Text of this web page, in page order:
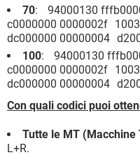
70: 94000130
c0000000 0000002f
dc000000 00000004
100: 94000130
c0000000 0000002f
dc000000 00000004
Con quali codici puoi
Tutte le MT (Macchine
L+R.